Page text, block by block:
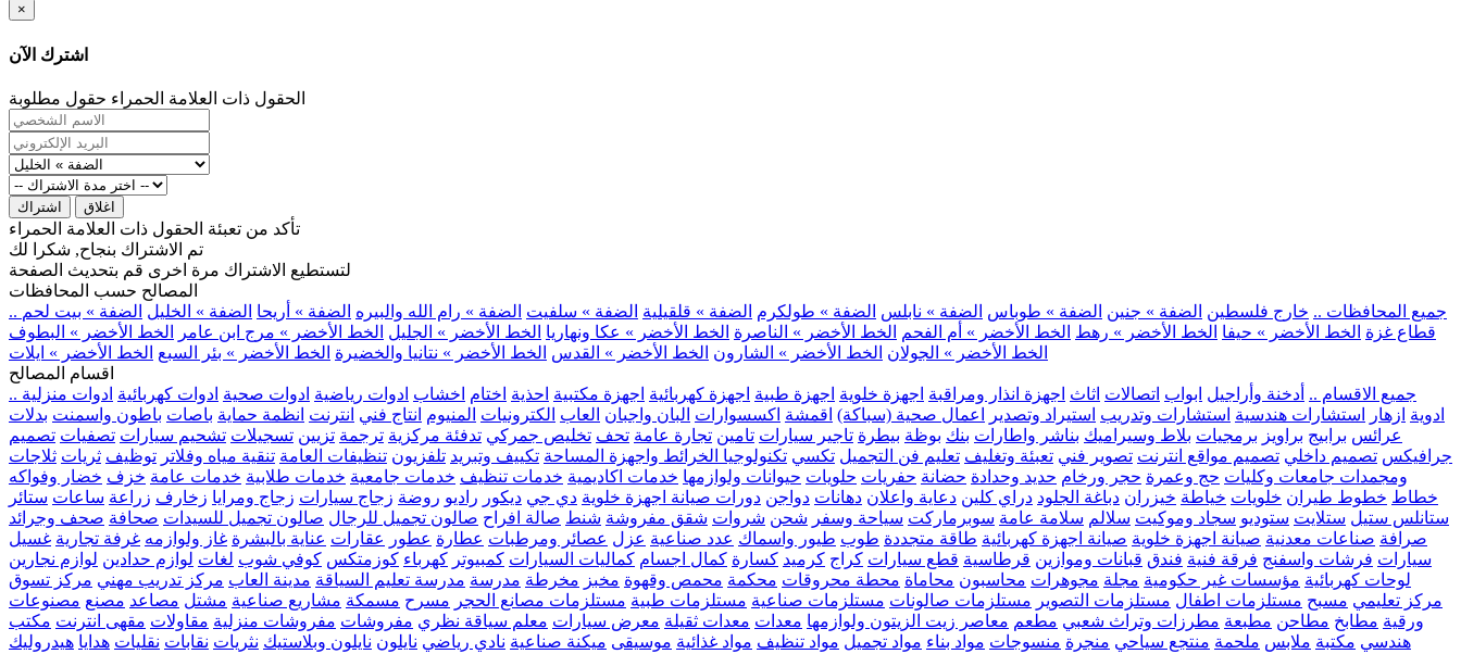
×
اشترك الآن
الحقول ذات العلامة الحمراء حقول مطلوبة
اشتراك اغلاق
تأكد من تعبئة الحقول ذات العلامة الحمراء
تم الاشتراك بنجاح, شكرا لك
لتستطيع الاشتراك مرة اخرى قم بتحديث الصفحة
المصالح حسب المحافظات
.. جميع المحافظات .. خارج فلسطين الضفة » جنين الضفة » طوباس الضفة » نابلس الضفة » طولكرم الضفة » قلقيلية الضفة » سلفيت الضفة » رام الله والبيره الضفة » أريحا الضفة » الخليل الضفة » بيت لحم
قطاع غزة الخط الأخضر » حيفا الخط الأخضر » رهط الخط الأخضر » أم الفحم الخط الأخضر » الناصرة الخط الأخضر » عكا ونهاريا الخط الأخضر » الجليل الخط الأخضر » مرج ابن عامر
الخط الأخضر » البطوف
الخط الأخضر » الجولان الخط الأخضر » الشارون الخط الأخضر » القدس الخط الأخضر » نتانيا والخضيرة الخط الأخضر » بئر السبع الخط الأخضر » ايلات
اقسام المصالح
.. جميع الاقسام .. أدخنة وأراجيل ابواب اتصالات اثاث اجهزة انذار ومراقبة اجهزة خلوية اجهزة طبية اجهزة كهربائية اجهزة مكتبية احذية اختام اخشاب ادوات رياضية ادوات صحية ادوات كهربائية ادوات منزلية
ادوية ازهار استشارات هندسية استشارات وتدريب استيراد وتصدير اعمال صحية (سباكة) اقمشة اكسسوارات البان واجبان العاب الكترونيات المنيوم انتاج فني انترنت انظمة حماية باصات باطون واسمنت بدلات
عرائس برابيج براويز برمجيات بلاط وسيراميك بناشر واطارات بنك بوظة بيطرة تاجير سيارات تامين تجارة عامة تحف تخليص جمركي تدفئة مركزية ترجمة تزيين تسجيلات تشحيم سيارات تصفيات تصميم
جرافيكس تصميم داخلي تصميم مواقع انترنت تصوير فني تعبئة وتغليف تعليم فن التجميل تكسي تكنولوجيا الخرائط واجهزة المساحة تكييف وتبريد تلفزيون تنظيفات العامة تنقية مياه وفلاتر توظيف ثريات ثلاجات
ومجمدات جامعات وكليات حج وعمرة حجر ورخام حديد وحدادة حضانة حفريات حلويات حيوانات ولوازمها خدمات اكاديمية خدمات تنظيف خدمات جامعية خدمات طلابية خدمات عامة خزف خضار وفواكه
خطاط خطوط طيران خلويات خياطة خيزران دباغة الجلود دراي كلين دعاية واعلان دهانات دواجن دورات صيانة اجهزة خلوية دي جي ديكور راديو روضة زجاج سيارات زجاج ومرايا زخارف زراعة ساعات ستائر
ستانلس ستيل ستلايت ستوديو سجاد وموكيت سلالم سلامة عامة سوبرماركت سياحة وسفر شحن شروات شقق مفروشة شنط صالة افراح صالون تجميل للرجال صالون تجميل للسيدات صحافة صحف وجرائد
صرافة صناعات معدنية صيانة اجهزة خلوية صيانة اجهزة كهربائية طاقة متجددة طوب طيور واسماك عدد صناعية عزل عصائر ومرطبات عطارة عطور عقارات عناية بالبشرة غاز ولوازمه غرفة تجارية غسيل
سيارات فرشات واسفنج فرقة فنية فندق قبانات وموازين قرطاسية قطع سيارات كراج كرميد كسارة كمال اجسام كماليات السيارات كمبيوتر كهرباء كوزمتكس كوفي شوب لغات لوازم حدادين لوازم نجارين
لوحات كهربائية مؤسسات غير حكومية مجلة مجوهرات محاسبون محاماة محطة محروقات محكمة محمص وقهوة مخبز مخرطة مدرسة مدرسة تعليم السياقة مدينة العاب مركز تدريب مهني مركز تسوق
مركز تعليمي مسبح مستلزمات اطفال مستلزمات التصوير مستلزمات صالونات مستلزمات صناعية مستلزمات طبية مستلزمات مصانع الحجر مسرح مسمكة مشاريع صناعية مشتل مصاعد مصنع مصنوعات
ورقية مطابخ مطاحن مطبعة مطرزات وتراث شعبي مطعم معاصر زيت الزيتون ولوازمها معدات معدات ثقيلة معرض سيارات معلم سياقة نظري مفروشات مفروشات منزلية مقاولات مقهى انترنت مكتب
هندسي مكتبة ملابس ملحمة منتجع سياحي منجرة منسوجات مواد بناء مواد تجميل مواد تنظيف مواد غذائية موسيقى ميكنة صناعية نادي رياضي نايلون نايلون وبلاستيك نثريات نقابات نقليات هدايا هيدروليك